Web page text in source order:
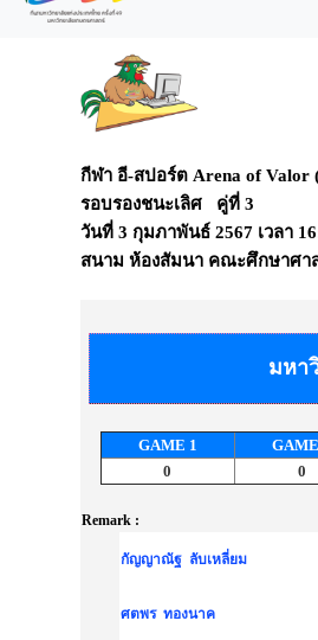
กีฬา อี-สปอร์ต Arena of
รอบรองชนะเลิศ คู่ที่ 3
วันที่ 3 กุมภาพันธ์ 2567 เวลา
สนาม ห้องสัมนา คณะศึกษาศ
มหา
GAME 1 GAME
0
0
Remark :
กัญญาณัฐ ลับเหลี่ยม
ศตพร ทองนาค